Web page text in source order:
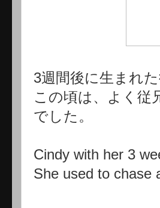
3週間後に生まれ
この頃は、よく従
でした。
Cindy with her 3
She used to chase